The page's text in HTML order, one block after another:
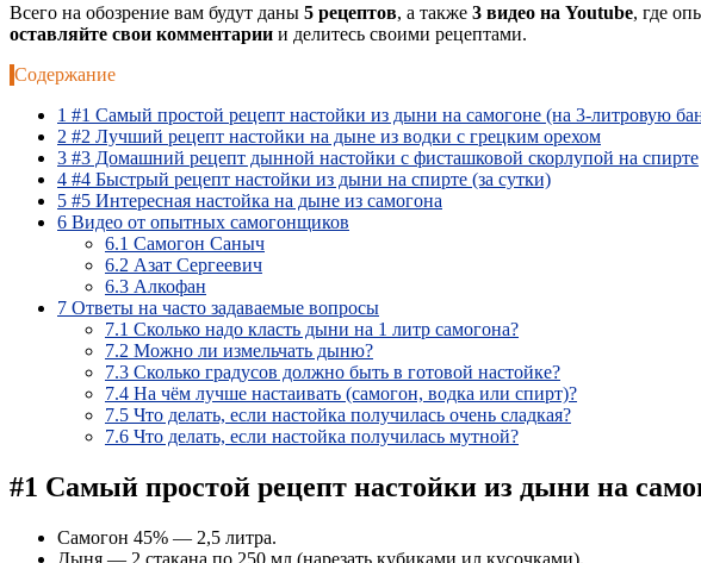
Всего на обозрение вам будут даны 5 рецептов, а также 3 видео на Youtube, где
оставляйте свои комментарии и делитесь своими рецептами.
Содержание
1 #1 Самый простой рецепт настойки из дыни на самогоне (на 3-литровую
2 #2 Лучший рецепт настойки на дыне из водки с грецким орехом
3 #3 Домашний рецепт дынной настойки с фисташковой скорлупой на спирте
4 #4 Быстрый рецепт настойки из дыни на спирте (за сутки)
5 #5 Интересная настойка на дыне из самогона
6 Видео от опытных самогонщиков
6.1 Самогон Саныч
6.2 Азат Сергеевич
6.3 Алкофан
7 Ответы на часто задаваемые вопросы
7.1 Сколько надо класть дыни на 1 литр самогона?
7.2 Можно ли измельчать дыню?
7.3 Сколько градусов должно быть в готовой настойке?
7.4 На чём лучше настаивать (самогон, водка или спирт)?
7.5 Что делать, если настойка получилась очень сладкая?
7.6 Что делать, если настойка получилась мутной?
#1 Самый простой рецепт настойки из дыни на
Самогон 45% — 2,5 литра.
Дыня — 2 стакана по 250 мл (нарезать кубиками ил кусочками).